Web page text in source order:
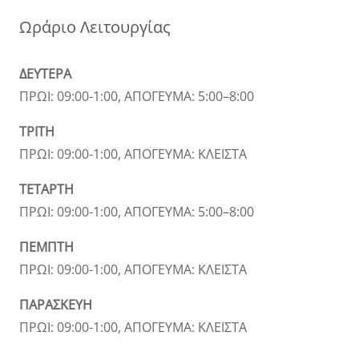
Ωράριο Λειτουργίας
ΔΕΥΤΕΡΑ
ΠΡΩΙ: 09:00-1:00, ΑΠΟΓΕΥΜΑ: 5:00–8:00
ΤΡΙΤΗ
ΠΡΩΙ: 09:00-1:00, ΑΠΟΓΕΥΜΑ: ΚΛΕΙΣΤΑ
ΤΕΤΑΡΤΗ
ΠΡΩΙ: 09:00-1:00, ΑΠΟΓΕΥΜΑ: 5:00–8:00
ΠΕΜΠΤΗ
ΠΡΩΙ: 09:00-1:00, ΑΠΟΓΕΥΜΑ: ΚΛΕΙΣΤΑ
ΠΑΡΑΣΚΕΥΗ
ΠΡΩΙ: 09:00-1:00, ΑΠΟΓΕΥΜΑ: ΚΛΕΙΣΤΑ